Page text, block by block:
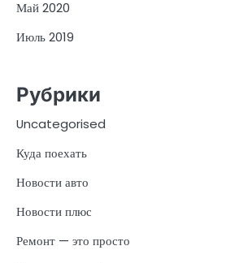
Май 2020
Июль 2019
Рубрики
Uncategorised
Куда поехать
Новости авто
Новости плюс
Ремонт — это просто